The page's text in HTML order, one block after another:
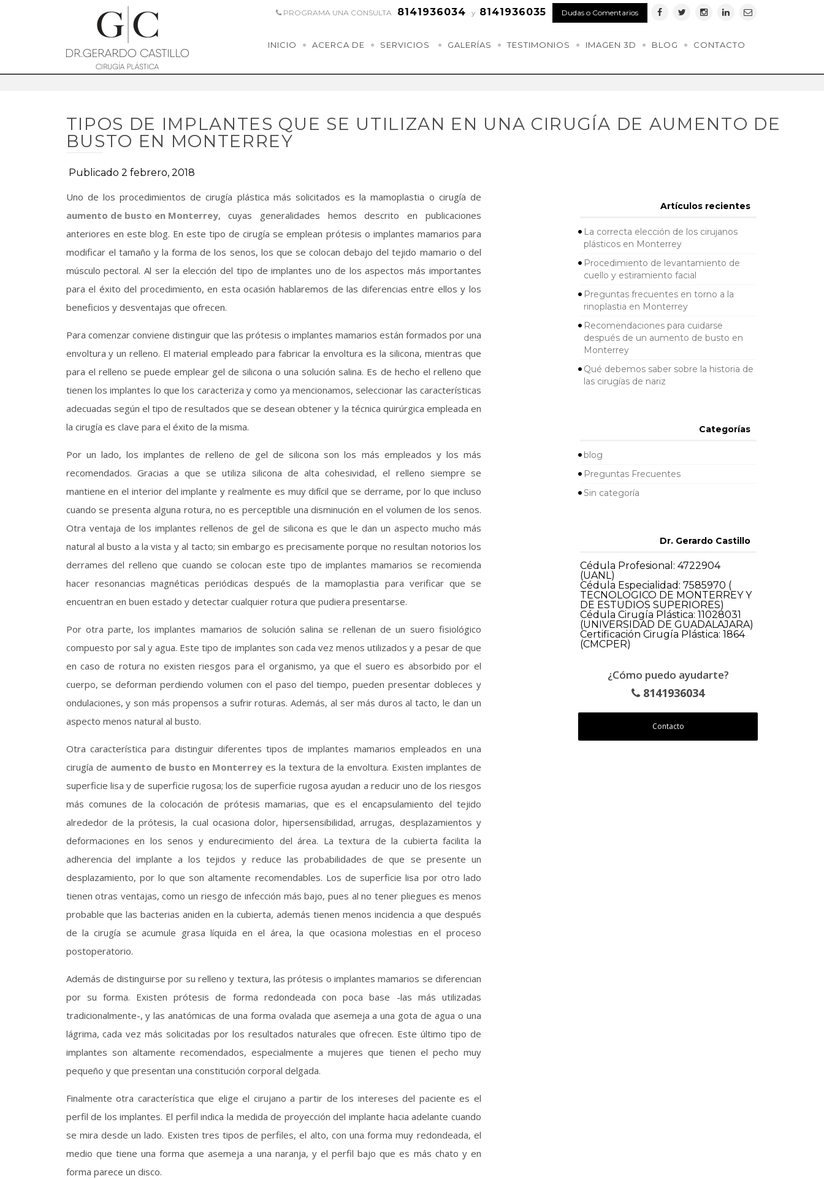
PROGRAMA UNA CONSULTA 8141936034 y 8141936035 Dudas o Comentarios
INICIO ACERCA DE SERVICIOS GALERÍAS TESTIMONIOS IMAGEN 3D BLOG CONTACTO
TIPOS DE IMPLANTES QUE SE UTILIZAN EN UNA CIRUGÍA DE AUMENTO DE
BUSTO EN MONTERREY
Publicado 2 febrero, 2018
Uno de los procedimientos de cirugía plástica más solicitados es la mamoplastia o cirugía de
aumento de busto en Monterrey, cuyas generalidades hemos descrito en publicaciones
anteriores en este blog. En este tipo de cirugía se emplean prótesis o implantes mamarios para
modificar el tamaño y la forma de los senos, los que se colocan debajo del tejido mamario o del
músculo pectoral. Al ser la elección del tipo de implantes uno de los aspectos más importantes
para el éxito del procedimiento, en esta ocasión hablaremos de las diferencias entre ellos y los
beneficios y desventajas que ofrecen.
Para comenzar conviene distinguir que las prótesis o implantes mamarios están formados por una
envoltura y un relleno. El material empleado para fabricar la envoltura es la silicona, mientras que
para el relleno se puede emplear gel de silicona o una solución salina. Es de hecho el relleno que
tienen los implantes lo que los caracteriza y como ya mencionamos, seleccionar las características
adecuadas según el tipo de resultados que se desean obtener y la técnica quirúrgica empleada en
la cirugía es clave para el éxito de la misma.
Por un lado, los implantes de relleno de gel de silicona son los más empleados y los más
recomendados. Gracias a que se utiliza silicona de alta cohesividad, el relleno siempre se
mantiene en el interior del implante y realmente es muy difícil que se derrame, por lo que incluso
cuando se presenta alguna rotura, no es perceptible una disminución en el volumen de los senos.
Otra ventaja de los implantes rellenos de gel de silicona es que le dan un aspecto mucho más
natural al busto a la vista y al tacto; sin embargo es precisamente porque no resultan notorios los
derrames del relleno que cuando se colocan este tipo de implantes mamarios se recomienda
hacer resonancias magnéticas periódicas después de la mamoplastia para verificar que se
encuentran en buen estado y detectar cualquier rotura que pudiera presentarse.
Por otra parte, los implantes mamarios de solución salina se rellenan de un suero fisiológico
compuesto por sal y agua. Este tipo de implantes son cada vez menos utilizados y a pesar de que
en caso de rotura no existen riesgos para el organismo, ya que el suero es absorbido por el
cuerpo, se deforman perdiendo volumen con el paso del tiempo, pueden presentar dobleces y
ondulaciones, y son más propensos a sufrir roturas. Además, al ser más duros al tacto, le dan un
aspecto menos natural al busto.
Otra característica para distinguir diferentes tipos de implantes mamarios empleados en una
cirugía de aumento de busto en Monterreyes la textura de la envoltura. Existen implantes de
superficie lisa y de superficie rugosa; los de superficie rugosa ayudan a reducir uno de los riesgos
más comunes de la colocación de prótesis mamarias, que es el encapsulamiento del tejido
alrededor de la prótesis, la cual ocasiona dolor, hipersensibilidad, arrugas, desplazamientos y
deformaciones en los senos y endurecimiento del área. La textura de la cubierta facilita la
adherencia del implante a los tejidos y reduce las probabilidades de que se presente un
desplazamiento, por lo que son altamente recomendables. Los de superficie lisa por otro lado
tienen otras ventajas, como un riesgo de infección más bajo, pues al no tener pliegues es menos
probable que las bacterias aniden en la cubierta, además tienen menos incidencia a que después
de la cirugía se acumule grasa líquida en el área, la que ocasiona molestias en el proceso
postoperatorio.
Además de distinguirse por su relleno y textura, las prótesis o implantes mamarios se diferencian
por su forma. Existen prótesis de forma redondeada con poca base -las más utilizadas
tradicionalmente-, y las anatómicas de una forma ovalada que asemeja a una gota de agua o una
lágrima, cada vez más solicitadas por los resultados naturales que ofrecen. Este último tipo de
implantes son altamente recomendados, especialmente a mujeres que tienen el pecho muy
pequeño y que presentan una constitución corporal delgada.
Finalmente otra característica que elige el cirujano a partir de los intereses del paciente es el
perfil de los implantes. El perfil indica la medida de proyección del implante hacia adelante cuando
se mira desde un lado. Existen tres tipos de perfiles, el alto, con una forma muy redondeada, el
medio que tiene una forma que asemeja a una naranja, y el perfil bajo que es más chato y en
forma parece un disco.
Artículos recientes
La correcta elección de los cirujanos
plásticos en Monterrey
Procedimiento de levantamiento de
cuello y estiramiento facial
Preguntas frecuentes en torno a la
rinoplastia en Monterrey
Recomendaciones para cuidarse
después de un aumento de busto en
Monterrey
Qué debemos saber sobre la historia de
las cirugías de nariz
Categorías
blog
Preguntas Frecuentes
Sin categoría
Dr. Gerardo Castillo
Cédula Profesional: 4722904
(UANL)
Cédula Especialidad: 7585970 (
TECNOLOGICO DE MONTERREY Y
DE ESTUDIOS SUPERIORES)
Cédula Cirugía Plástica: 11028031
(UNIVERSIDAD DE GUADALAJARA)
Certificación Cirugía Plástica: 1864
(CMCPER)
¿Cómo puedo ayudarte?
8141936034
Contacto